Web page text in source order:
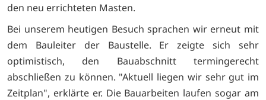
den neu errichteten Masten.
Bei unserem heutigen Besuch sprachen wir erneut mit
dem Bauleiter der Baustelle. Er zeigte sich sehr
optimistisch, den Bauabschnitt termingerecht
abschließen zu können. "Aktuell liegen wir sehr gut im
Zeitplan", erklärte er. Die Bauarbeiten laufen sogar am